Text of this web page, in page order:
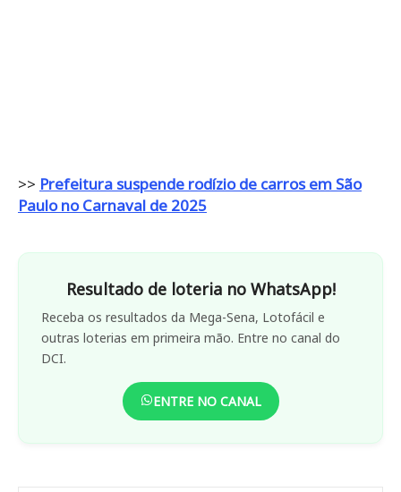
>> Prefeitura suspende rodízio de carros em São
Paulo no Carnaval de 2025
Resultado de loteria no WhatsApp!
Receba os resultados da Mega-Sena, Lotofácil e
outras loterias em primeira mão. Entre no canal do
DCI.
ENTRE NO CANAL